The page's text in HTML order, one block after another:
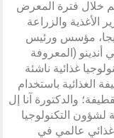
خلال فترة المعرض
الأغذية والزراعة
مؤسس ورئيس
(المعروفة
غذائية ناشئة
الغذائية باستخدام
والدكتورة آنا إل
لشؤون التكنولوجيا
عالمي في